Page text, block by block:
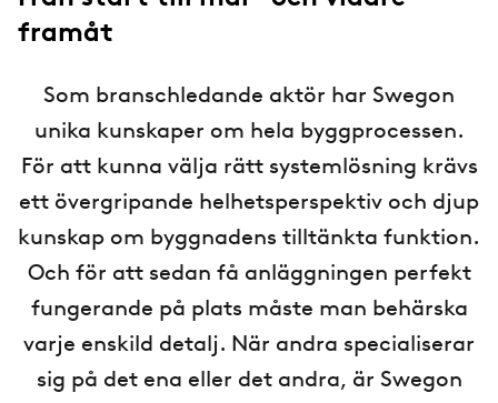
framåt
Som branschledande aktör har Swegon
unika kunskaper om hela byggprocessen.
För att kunna välja rätt systemlösning krävs
ett övergripande helhetsperspektiv och djup
kunskap om byggnadens tilltänkta funktion.
Och för att sedan få anläggningen perfekt
fungerande på plats måste man behärska
varje enskild detalj. När andra specialiserar
sig på det ena eller det andra, är Swegon